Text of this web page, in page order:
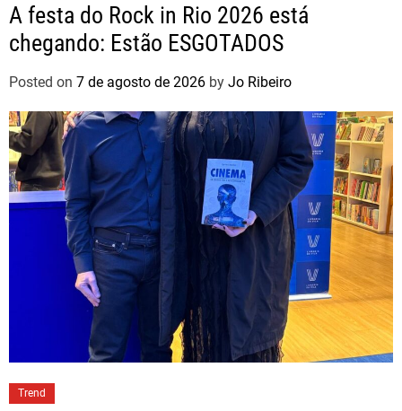
A festa do Rock in Rio 2026 está
chegando: Estão ESGOTADOS
Posted on 7 de agosto de 2026 by Jo Ribeiro
Trend